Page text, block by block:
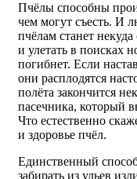
Пчёлы способны
чем могут съесть. И
пчёлам станет
и улетать в поисках
погибнет. Если
они расплодятся
полёта закончится
пасечника, который
Что естественно
и здоровье пчёл.
Единственный
забирать из ульев